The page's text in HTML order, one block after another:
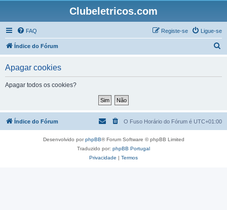
Clubeletricos.com
FAQ Ligue-se
Registe-se
Índice do Fórum
a
Apagar cookies
Apagar todos os cookies?
Índice do Fórum O Fuso Horário do Fórum é UTC+01:00
Desenvolvido porphpBB® Forum Software © phpBB Limited
Traduzido por: phpBB Portugal
Privacidade | Termos